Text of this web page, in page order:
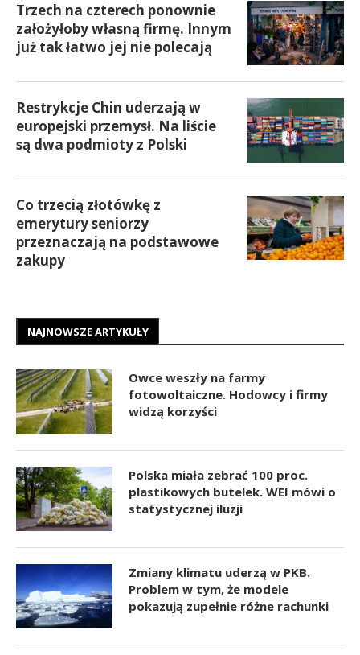
Trzech na czterech ponownie
założyłoby własną firmę. Innym
już tak łatwo jej nie polecają
Restrykcje Chin uderzają w
europejski przemysł. Na liście
są dwa podmioty z Polski
Co trzecią złotówkę z
emerytury seniorzy
przeznaczają na podstawowe
zakupy
NAJNOWSZE ARTYKUŁY
Owce weszły na farmy
fotowoltaiczne. Hodowcy i firmy
widzą korzyści
Polska miała zebrać 100 proc.
plastikowych butelek. WEI mówi o
statystycznej iluzji
Zmiany klimatu uderzą w PKB.
Problem w tym, że modele
pokazują zupełnie różne rachunki